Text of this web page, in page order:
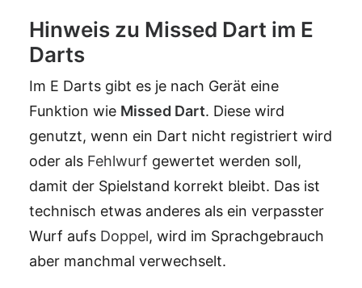
Hinweis zu Missed Dart im E
Darts
Im E Darts gibt es je nach Gerät eine
Funktion wie Missed Dart. Diese wird
genutzt, wenn ein Dart nicht registriert wird
oder als Fehlwurf gewertet werden soll,
damit der Spielstand korrekt bleibt. Das ist
technisch etwas anderes als ein verpasster
Wurf aufs Doppel, wird im Sprachgebrauch
aber manchmal verwechselt.